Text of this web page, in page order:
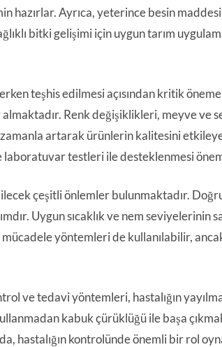
hazırlar. Ayrıca, yeterince besin
bitki gelişimi için uygun tarım
teşhis edilmesi açısından kritik
Renk değişiklikleri, meyve ve
artarak ürünlerin kalitesini
testleri ile desteklenmesi
çeşitli önlemler bulunmaktadır.
Uygun sıcaklık ve nem seviyelerinin
yöntemleri de kullanılabilir,
ve tedavi yöntemleri, hastalığın
kabuk çürüklüğü ile başa
hastalığın kontrolünde önemli bir rol